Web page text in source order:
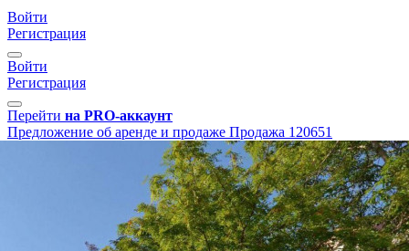
Войти
Регистрация
Войти
Регистрация
Перейти на PRO-аккаунт
Предложение об аренде и продаже Продажа 120651